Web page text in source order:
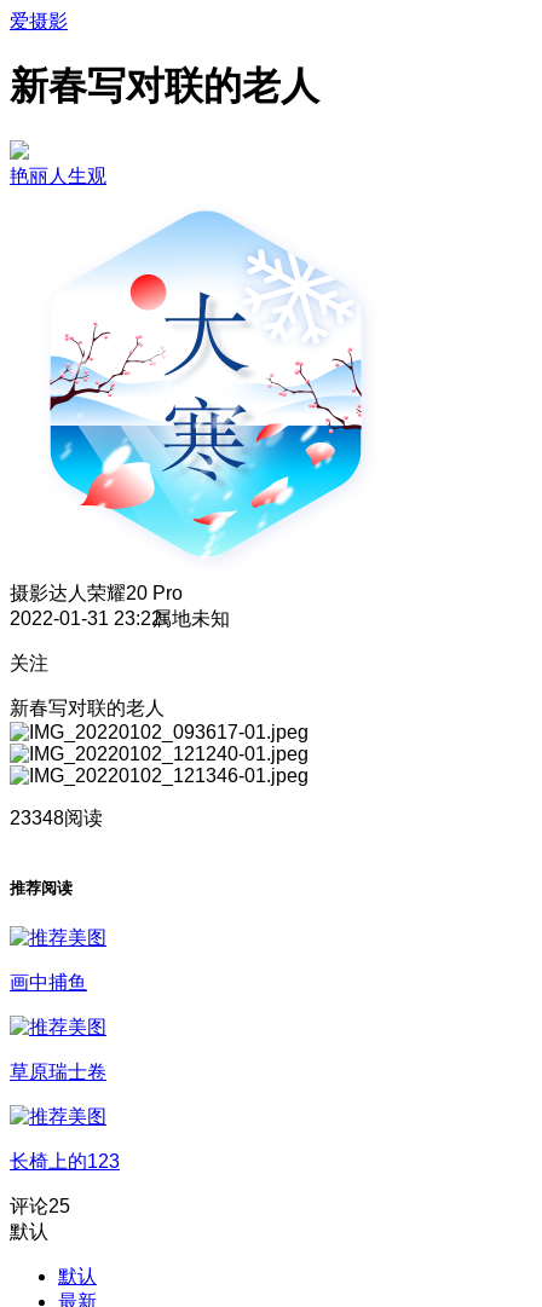
爱摄影
新春写对联的老人
艳丽人生观
摄影达人 荣耀20 Pro
2022-01-31 23:22属地未知
关注
新春写对联的老人
23348阅读
推荐阅读
画中捕鱼
草原瑞士卷
长椅上的123
评论25
默认
默认
最新